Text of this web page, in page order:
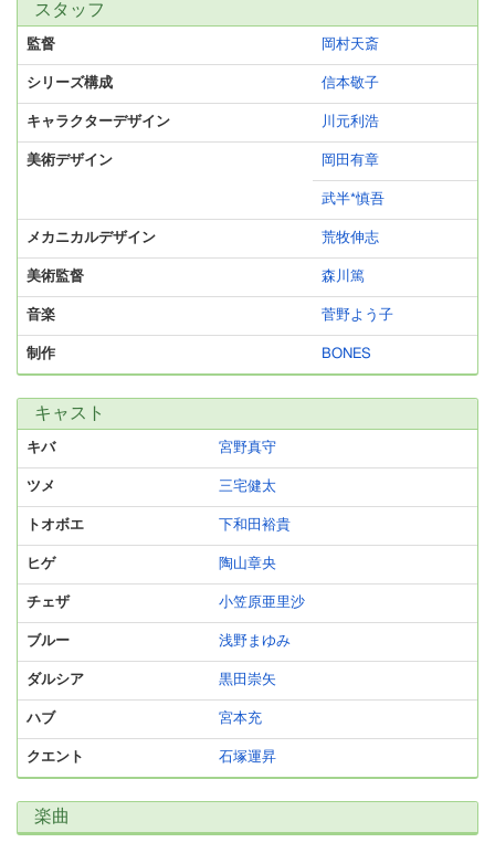
スタッフ
監督 岡村天斎
シリーズ構成 信本敬子
キャラクターデザイン 川元利浩
美術デザイン 岡田有章
武半*慎吾
メカニカルデザイン 荒牧伸志
美術監督 森川篤
音楽 菅野よう子
制作 BONES
キャスト
キバ 宮野真守
ツメ 三宅健太
トオボエ 下和田裕貴
ヒゲ 陶山章央
チェザ 小笠原亜里沙
ブルー 浅野まゆみ
ダルシア 黒田崇矢
ハブ 宮本充
クエント 石塚運昇
楽曲